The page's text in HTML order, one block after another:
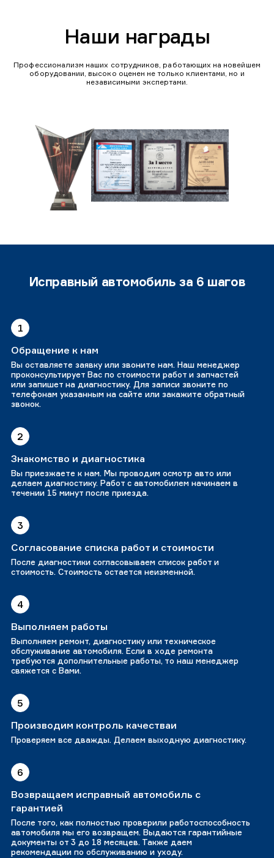
Наши награды
Профессионализм наших сотрудников, работающих на новейшем
оборудовании, высоко оценен не только клиентами, но и
независимыми экспертами.
Исправный автомобиль за 6 шагов
1
Обращение к нам
Вы оставляете заявку или звоните нам. Наш менеджер
проконсультирует Вас по стоимости работ и запчастей
или запишет на диагностику. Для записи звоните по
телефонам указанным на сайте или закажите обратный
звонок.
2
Знакомство и диагностика
Вы приезжаете к нам. Мы проводим осмотр авто или
делаем диагностику. Работ с автомобилем начинаем в
течении 15 минут после приезда.
3
Согласование списка работ и стоимости
После диагностики согласовываем список работ и
стоимость. Стоимость остается неизменной.
4
Выполняем работы
Выполняем ремонт, диагностику или техническое
обслуживание автомобиля. Если в ходе ремонта
требуются дополнительные работы, то наш менеджер
свяжется с Вами.
5
Производим контроль качестваи
Проверяем все дважды. Делаем выходную диагностику.
6
Возвращаем исправный автомобиль с
гарантией
После того, как полностью проверили работоспособность
автомобиля мы его возвращем. Выдаются гарантийные
документы от 3 до 18 месяцев. Также даем
рекомендации по обслуживанию и уходу.